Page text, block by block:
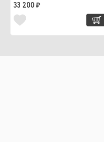
33 200 ₽